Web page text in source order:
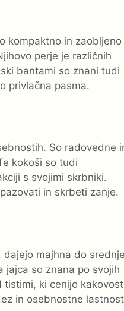
kompaktno in zaobljeno
perje je različnih
bantami so znani tudi
privlačna pasma.
So radovedne
kokoši so tudi
s svojimi skrbniki.
in skrbeti zanje.
majhna do srednje
jajca so znana po svojih
tistimi, ki cenijo kakovost
in osebnostne